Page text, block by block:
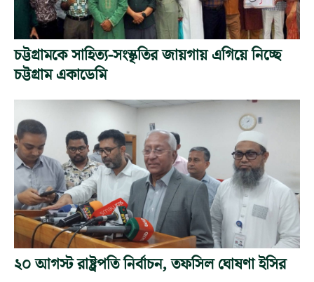
চট্টগ্রামকে সাহিত্য-সংস্কৃতির জায়গায় এগিয়ে নিচ্ছে
চট্টগ্রাম একাডেমি
২০ আগস্ট রাষ্ট্রপতি নির্বাচন, তফসিল ঘোষণা ইসির